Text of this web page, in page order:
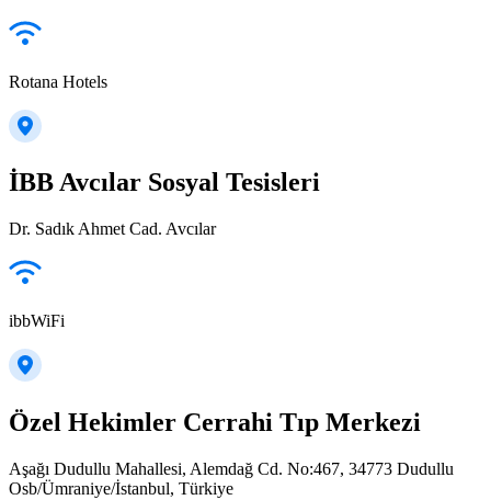
Rotana Hotels
İBB Avcılar Sosyal Tesisleri
Dr. Sadık Ahmet Cad. Avcılar
ibbWiFi
Özel Hekimler Cerrahi Tıp Merkezi
Aşağı Dudullu Mahallesi, Alemdağ Cd. No:467, 34773 Dudullu
Osb/Ümraniye/İstanbul, Türkiye